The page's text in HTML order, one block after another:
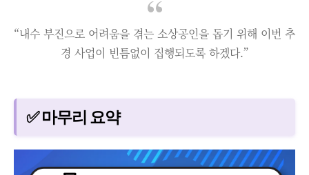
“내수 부진으로 어려움을 겪는 소상공인을 돕기 위해 이번 추
경 사업이 빈틈없이 집행되도록 하겠다.”
✅ 마무리 요약